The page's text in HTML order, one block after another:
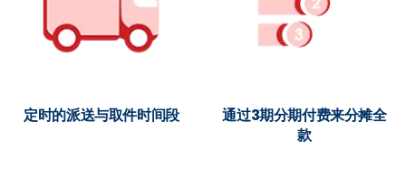
定时的派送与取件时间段
通过3期分期付费来分摊全
款